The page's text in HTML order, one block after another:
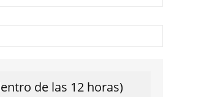
de las 12 horas)